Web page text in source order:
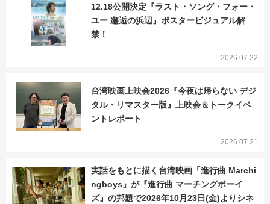
12.18公開決定『ラスト・ソング・フォー・
ユー 邂逅の浜辺』ポスタービジュアル解
禁！
2026.07.22
台湾映画上映会2026『今夜は帰らない デジ
タル・リマスター版』上映会＆トークイベ
ントレポート
2026.07.21
実話をもとに描く台湾映画「進行曲 Marchi
ngboys」が『進行曲 マーチングボーイ
ズ』の邦題で2026年10月23日(金)よりシネ